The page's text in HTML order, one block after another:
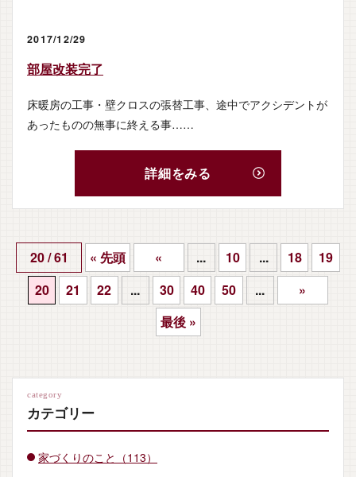
2017/12/29
部屋改装完了
床暖房の工事・壁クロスの張替工事、途中でアクシデントが
あったものの無事に終える事……
詳細をみる
20 / 61 « 先頭 « ... 10 ... 18
19
20
21 22 ... 30 40 50 ...
»
最後 »
category
カテゴリー
家づくりのこと（113）